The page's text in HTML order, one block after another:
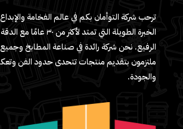
ترحب شركة التوأمان بكم في عالم الفخامة
الخبرة الطويلة التي تمتد
الرفيع. نحن شركة رائدة في صناعة المطابخ وجميع
ملتزمون بتقديم منتجات تتحدى حدود الفن
والجودة.